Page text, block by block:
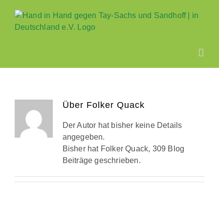
Inhalt
springen
Über Folker Quack
Der Autor hat bisher keine Details
angegeben.
Bisher hat Folker Quack, 309 Blog
Beiträge geschrieben.